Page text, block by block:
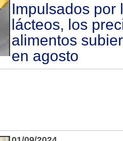
Impulsados por
lácteos, los
alimentos
en agosto